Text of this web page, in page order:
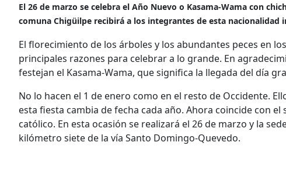
El 26 de marzo se celebra el Año Nuevo o Kasama-Wama con
comuna Chigüilpe recibirá a los integrantes de esta nacionalidad
El florecimiento de los árboles y los abundantes peces en
principales razones para celebrar a lo grande. En
festejan el Kasama-Wama, que significa la llegada del día
No lo hacen el 1 de enero como en el resto de Occidente.
esta fiesta cambia de fecha cada año. Ahora coincide con
católico. En esta ocasión se realizará el 26 de marzo y la
kilómetro siete de la vía Santo Domingo-Quevedo.